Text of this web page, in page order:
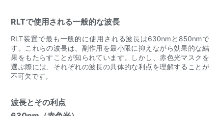
RLTで使用される一般的な波長
RLT装置で最も一般的に使用される波長は630nmと850nmで
す。これらの波長は、副作用を最小限に抑えながら効果的な結
果をもたらすことが知られています。しかし、赤色光マスクを
選ぶ際には、それぞれの波長の具体的な利点を理解することが
不可欠です。
波長とその利点